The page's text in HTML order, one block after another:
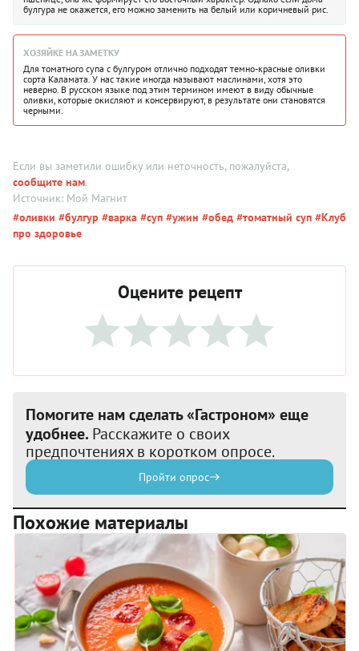
булгура не окажется, его можно заменить на белый или коричневый рис.
ХОЗЯЙКЕ НА ЗАМЕТКУ
Для томатного супа с булгуром отлично подходят темно-красные оливки
сорта Каламата. У нас такие иногда называют маслинами, хотя это
неверно. В русском языке под этим термином имеют в виду обычные
оливки, которые окисляют и консервируют, в результате они становятся
черными.
Если вы заметили ошибку или неточность, пожалуйста,
сообщите нам.
Источник: Мой Магнит
#оливки #булгур #варка #суп #ужин #обед #томатный суп #Клуб
про здоровье
Оцените рецепт
Помогите нам сделать «Гастроном» еще
удобнее. Расскажите о своих
предпочтениях в коротком опросе.
Пройти опрос
Похожие материалы